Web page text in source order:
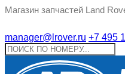
Магазин запчастей Land
manager@lrover.ru +7 495